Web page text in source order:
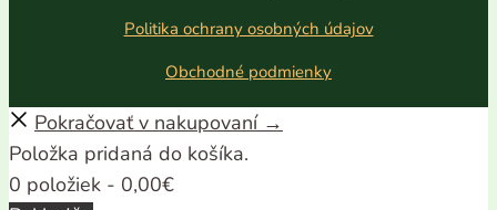
Politika ochrany osobných údajov
Obchodné podmienky
Pokračovať v nakupovaní →
Položka pridaná do košíka.
0 položiek - 0,00€